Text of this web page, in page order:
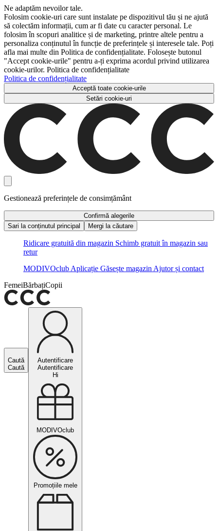
Ne adaptăm nevoilor tale.
Folosim cookie-uri care sunt instalate pe dispozitivul tău și ne ajută
să colectăm informații, cum ar fi date cu caracter personal. Le
folosim în scopuri analitice și de marketing, printre altele pentru a
personaliza conținutul în funcție de preferințele și interesele tale. Poți
afla mai multe din Politica de confidențialitate. Folosește butonul
"Accept cookie-urile" pentru a-ți exprima acordul privind utilizarea
cookie-urilor. Politica de confidențialitate
Politica de confidențialitate
Acceptă toate cookie-urile
Setări cookie-uri
Gestionează preferințele de consimțământ
Confirmă alegerile
Sari la conținutul principal
Mergi la căutare
Ridicare gratuită din magazin Schimb gratuit în magazin sau
retur
MODIVOclub Aplicație Găsește magazin Ajutor și contact
FemeiBărbațiCopii
Caută
Caută
Autentificare
Autentificare
Hi
MODIVOclub
Promoțiile mele